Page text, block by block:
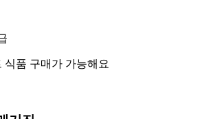
식품 구매가 가능해요